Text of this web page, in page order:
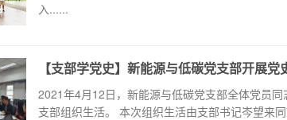
入......
【支部学党史】新能源与低碳党支部开展
2021年4月12日，新能源与低碳党支部全体党员
支部组织生活。 本次组织生活由支部书记岑望来